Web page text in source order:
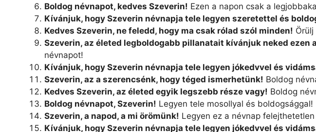
Boldog névnapot, kedves Szeverin! Ezen a napon csak a
Kívánjuk, hogy Szeverin névnapja tele legyen szeretettel és
Kedves Szeverin, ne feledd, hogy ma csak rólad szól minden!
Szeverin, az életed legboldogabb pillanatait kívánjuk neked ezen
névnapot!
Kívánjuk, hogy Szeverin névnapja tele legyen jókedvvel és
Szeverin, az a szerencsénk, hogy téged ismerhetünk! Boldog
Kedves Szeverin, az életed egyik legszebb része vagy! Boldog
Boldog névnapot, Szeverin! Legyen tele mosollyal és boldogsággal!
Szeverin, a napod, a mi örömünk! Legyen ez a névnap
Kívánjuk, hogy Szeverin névnapja tele legyen jókedvvel és